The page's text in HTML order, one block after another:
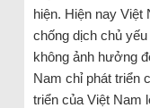
hiện. Hiện nay Việt
chống dịch chủ
không ảnh hưởng
Nam chỉ phát triển
triển của Việt Nam